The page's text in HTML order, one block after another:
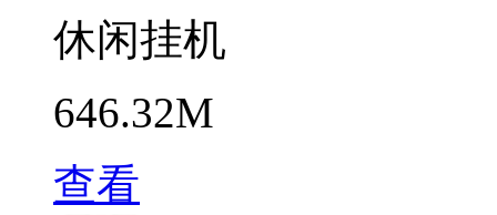
休闲挂机
646.32M
查看